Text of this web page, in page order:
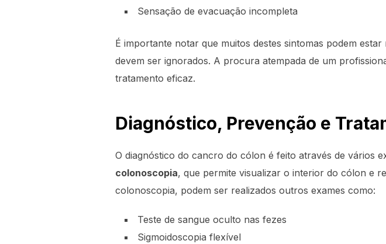
Sensação de evacuação incompleta
É importante notar que muitos destes sintomas podem
devem ser ignorados. A procura atempada de um
tratamento eficaz.
Diagnóstico, Prevenção e
O diagnóstico do cancro do cólon é feito através de vários
colonoscopia, que permite visualizar o interior do cólon e
colonoscopia, podem ser realizados outros exames como:
Teste de sangue oculto nas fezes
Sigmoidoscopia flexível